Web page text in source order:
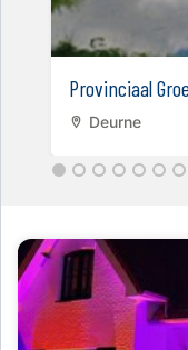
Provinciaal
Deurne